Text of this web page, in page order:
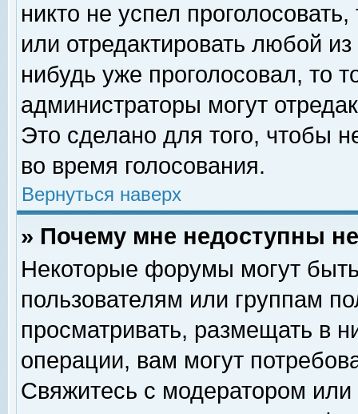
никто не успел
или отредактировать любой
нибудь уже проголосовал, то
администраторы могут
Это сделано для того, чтобы
во время голосования.
Вернуться наверх
» Почему мне недоступны
Некоторые форумы могут
пользователям или группам
просматривать, размещать в
операции, вам могут
Свяжитесь с модератором